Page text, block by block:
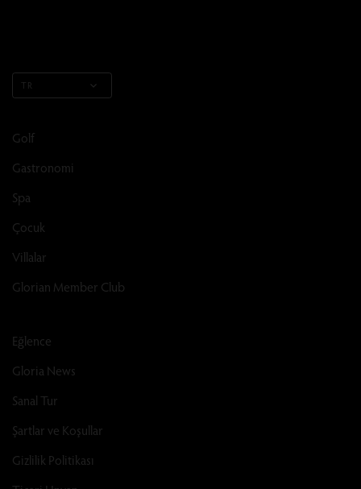
TR
Golf
Gastronomi
Spa
Çocuk
Villalar
Glorian Member Club
Eğlence
Gloria News
Sanal Tur
Şartlar ve Koşullar
Gizlilik Politikası